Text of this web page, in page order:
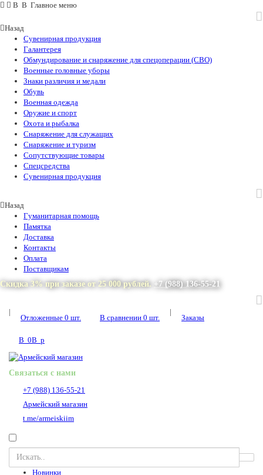
В В Главное меню
Назад
Сувенирная продукция
Галантерея
Обмундирование и снаряжение для спецоперации (СВО)
Военные головные уборы
Знаки различия и медали
Обувь
Военная одежда
Оружие и спорт
Охота и рыбалка
Снаряжение для служащих
Снаряжение и туризм
Сопутствующие товары
Спецсредства
Сувенирная продукция
Назад
Гуманитарная помощь
Памятка
Доставка
Контакты
Оплата
Поставщикам
Скидка 3% при заказе от 25 000 рублей. +7 (988) 136-55-21
|
Отложенные 0 шт. В сравнении 0 шт.
|
Заказы
В 0В p
Связаться с нами
+7 (988) 136-55-21
Армейский магазин
t.me/armeiskiim
Новинки